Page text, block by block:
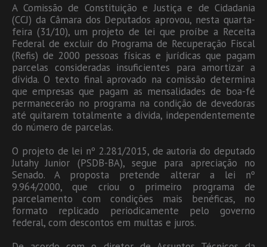
A Comissão de Constituição e Justiça e de Cidadania
(CCJ) da Câmara dos Deputados aprovou, nesta quarta-
feira (31/10), um projeto de lei que proíbe a Receita
Federal de excluir do Programa de Recuperação Fiscal
(Refis) de 2000 pessoas físicas e jurídicas que pagam
parcelas consideradas insuficientes para amortizar a
dívida. O texto final aprovado na comissão determina
que empresas que pagam as mensalidades de boa-fé
permanecerão no programa na condição de devedoras
até quitarem totalmente a dívida, independentemente
do número de parcelas.
O projeto de lei nº 2.281/2015, de autoria do deputado
Jutahy Junior (PSDB-BA), segue para apreciação no
Senado. A proposta pretende alterar a lei nº
9.964/2000, que criou o primeiro programa de
parcelamento com condições mais benéficas, no
formato replicado periodicamente pelo governo
federal, com descontos em multas e juros.